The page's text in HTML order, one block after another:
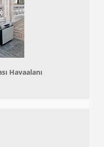
Havaalanı